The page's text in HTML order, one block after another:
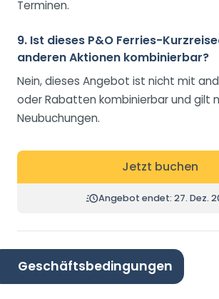
Terminen.
9. Ist dieses P&O Ferries-
anderen Aktionen kombinierbar?
Nein, dieses Angebot ist nicht mit
oder Rabatten kombinierbar und gilt
Neubuchungen.
Jetzt buchen
Angebot endet: 27. Dez.
Geschäftsbedingungen